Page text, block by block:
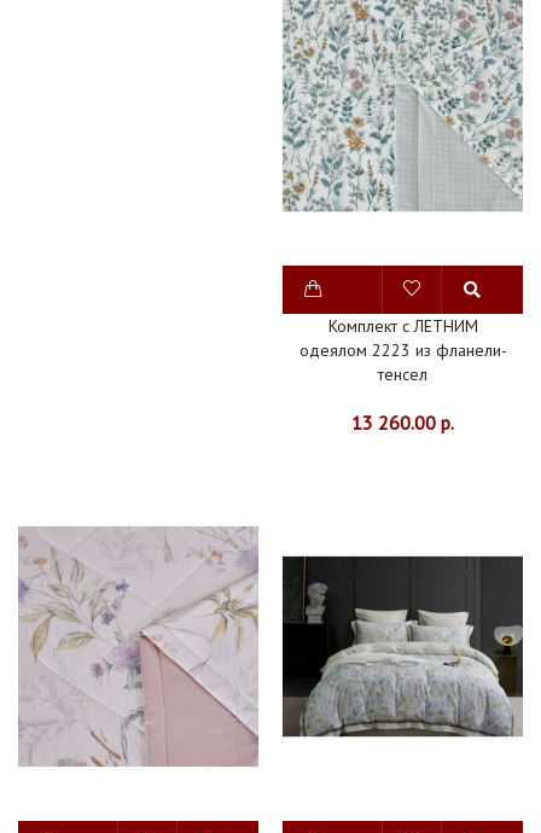
Комплект с ЛЕТНИМ
одеялом 2223 из фланели-
тенсел
13 260.00 р.